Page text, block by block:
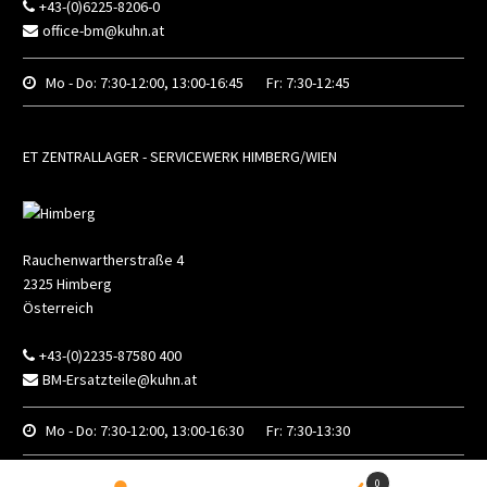
+43-(0)6225-8206-0
office-bm@kuhn.at
Mo - Do: 7:30-12:00, 13:00-16:45 Fr: 7:30-12:45
ET ZENTRALLAGER - SERVICEWERK HIMBERG/WIEN
Rauchenwartherstraße 4
2325 Himberg
Österreich
+43-(0)2235-87580 400
BM-Ersatzteile@kuhn.at
Mo - Do: 7:30-12:00, 13:00-16:30 Fr: 7:30-13:30
0